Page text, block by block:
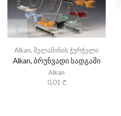
Alkan, მელამინის ჭურჭელი
Alkan, ბრუნვადი სადგამი
Alkan
0,01 ₾